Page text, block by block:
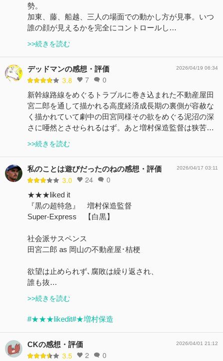
勢。
加東、藤、船越、三人の場面での動かし方が見事。いつ
誰の顔が見えるかを完全にコントロールし…
>>続きを読む
デッドマンの感想・評価
3.8 7 0
2026/04/19 06:34
新幹線路線をめぐるトラブルに巻き込まれた不動産屋田
宮二郎を通して描かれる高度経済成長期の裏側が容赦な
く描かれていて劇中の田宮同様その欲をめぐる泥沼の深
さに唖然とさせられるはず。あと増村保造監督は狭苦…
>>続きを読む
私のことは遊びだったのねの感想・評価
3.0 24 0
2026/04/17 03:11
★★★liked it
『黒の超特急』 増村保造監督
Super-Express 【白黒】
社会派サスペンス
田宮二郎 as 岡山の不動産屋･桔梗
欲望は止められず､腐敗は繰り返され、
誰も抜…
>>続きを読む
#★★★likedit#★増村保造
CKの感想・評価
3.5 2 0
2026/04/01 21:12